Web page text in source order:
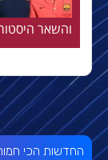
והשאר
החדשות הכי